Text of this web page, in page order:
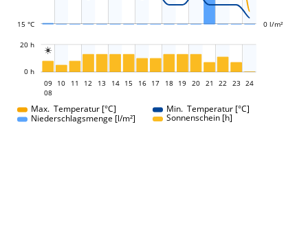
15 °C 0 l/m²

0 h
20 h
09
09
08
10 11 12 13 14 15 16 17 18 19 20 21 22 23 24
Max. Temperatur [°C]
Min. Temperatur [°C]
Niederschlagsmenge [l/m²]
Sonnenschein [h]